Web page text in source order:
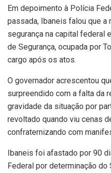
Em depoimento à Polícia
passada, Ibaneis falou que
segurança na capital federal
de Segurança, ocupada por
cargo após os atos.
O governador acrescentou
surpreendido com a falta da
gravidade da situação por
revoltado quando viu cenas
confraternizando com
Ibaneis foi afastado por 90
Federal por determinação do